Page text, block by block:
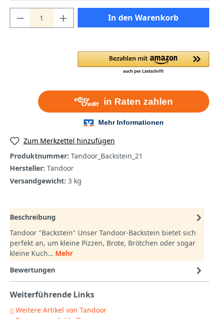
In den Warenkorb
Zum Merkzettel hinzufügen
Produktnummer: Tandoor_Backstein_21
Hersteller: Tandoor
Versandgewicht: 3 kg
Beschreibung
Tandoor "Backstein" Unser Tandoor-Backstein bietet sich
perfekt an, um kleine Pizzen, Brote, Brötchen oder sogar
kleine Kuch… Mehr
Bewertungen
Weiterführende Links
Weitere Artikel von Tandoor